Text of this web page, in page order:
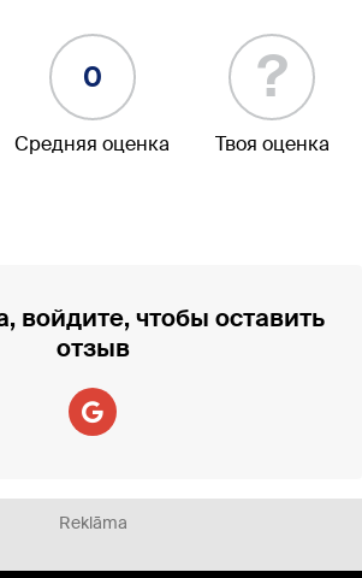
0
Средняя оценка
?
Твоя оценка
войдите, чтобы оставить
отзыв
Reklāma